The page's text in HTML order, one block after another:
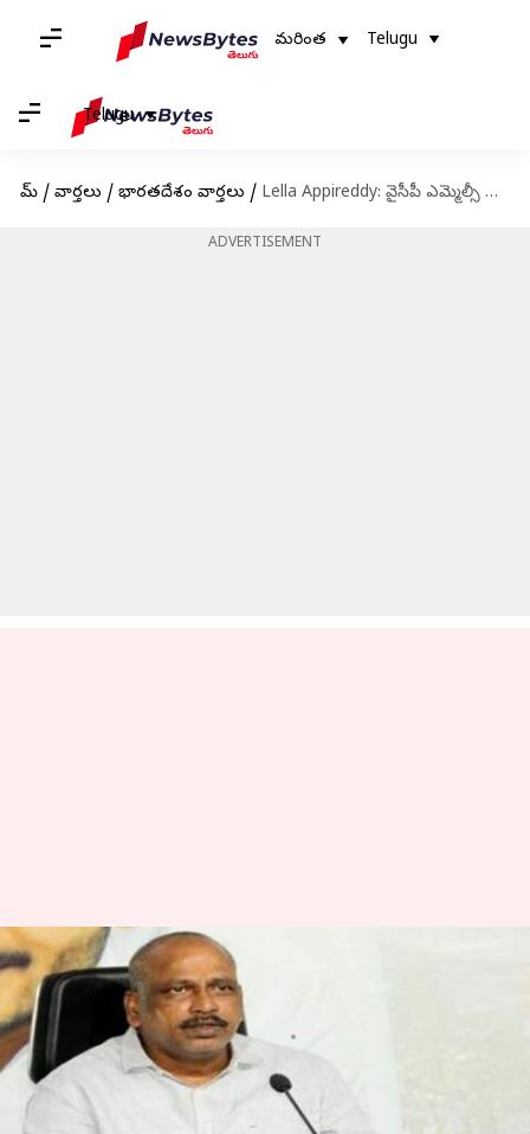
మరింత Telugu
Telugu
హోమ్ / వార్తలు / భారతదేశం వార్తలు / Lella Appireddy: వైసీపీ ఎమ్మెల్సీ లేళ్ల అప్పిరెడ్డి అరెస్ట్‌
ADVERTISEMENT
Lella Appireddy: వైసీపీ ఎమ్మెల్సీ
లేళ్ల అప్పిరెడ్డి అరెస్ట్‌
వ్రాసిన వారు Sirish Praharaju Sep 05, 2024
ఈ వార్తాకథనం ఏంటి